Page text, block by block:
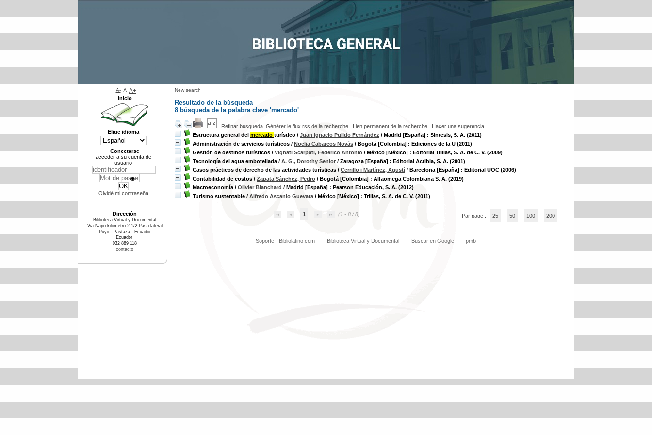
New search
Resultado de la búsqueda
8 búsqueda de la palabra clave 'mercado'
Refinar búsqueda Générer le flux rss de la recherche Lien permanent de la recherche
Hacer una sugerencia
Estructura general del mercado turístico / Juan Ignacio Pulido Fernández / Madrid [España] : Sintesis, S. A. (2011)
Administración de servicios turísticos / Noelia Cabarcos Novás / Bogotá [Colombia] : Ediciones de la U (2011)
Gestión de destinos turísticos / Vignati Scarpati, Federico Antonio / México [México] : Editorial Trillas, S. A. de C. V. (2009)
Tecnología del agua embotellada / A. G., Dorothy Senior / Zaragoza [España] : Editorial Acribia, S. A. (2001)
Casos prácticos de derecho de las actividades turísticas / Cerrillo i Martínez, Agustí / Barcelona [España] : Editorial UOC (2006)
Contabilidad de costos / Zapata Sánchez, Pedro / Bogotá [Colombia] : Alfaomega Colombiana S. A. (2019)
Macroeconomía / Olivier Blanchard / Madrid [España] : Pearson Educación, S. A. (2012)
Turismo sustentable / Alfredo Ascanio Guevara / México [México] : Trillas, S. A. de C. V. (2011)
1 (1 - 8 / 8) Par page : 25 50 100 200
Soporte - Bibliolatino.com Biblioteca Virtual y Documental Buscar en Google pmb
A- A A+
Inicio
Elige idioma
Conectarse
acceder a su cuenta de
usuario
Olvidé mi contraseña
Dirección
Biblioteca Virtual y Documental
Via Napo kilometro 2 1/2 Paso lateral
Puyo - Pastaza - Ecuador
Ecuador
032 889 118
contacto